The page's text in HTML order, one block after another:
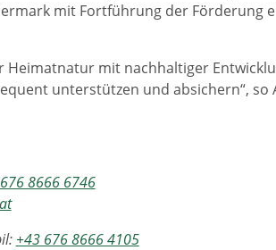
mit Fortführung der Förderung
mit nachhaltiger
unterstützen und absichern“, so
8666 6746
+43 676 8666 4105